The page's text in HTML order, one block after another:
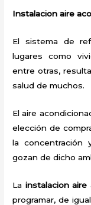
Instalacion aire
El sistema de
lugares como
entre otras,
salud de muchos.
El aire
elección de
la concentración
gozan de dicho
La instalacion aire
programar, de